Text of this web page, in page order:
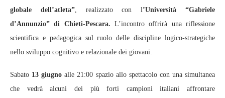
globale dell’atleta”, realizzato con l’Università “Gabriele
d’Annunzio” di Chieti-Pescara. L’incontro offrirà una riflessione
scientifica e pedagogica sul ruolo delle discipline logico‑strategiche
nello sviluppo cognitivo e relazionale dei giovani.
Sabato 13 giugno alle 21:00 spazio allo spettacolo con una simultanea
che vedrà alcuni dei più forti campioni italiani affrontare